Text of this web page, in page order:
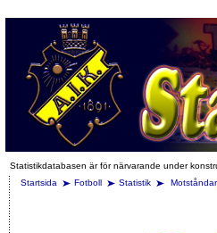
Statistikdatabasen är för närvarande under
Startsida
Fotboll Statistik